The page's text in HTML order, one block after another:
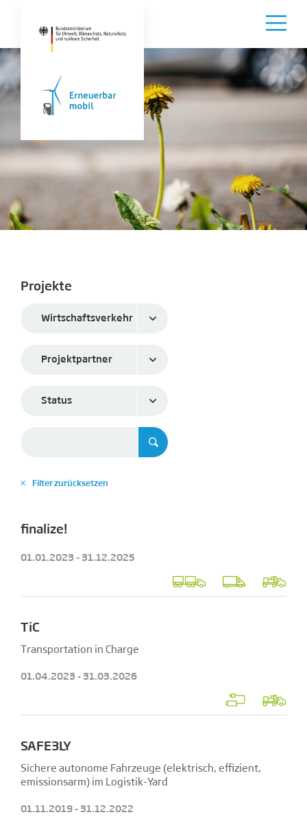
Projekte
Wirtschaftsverkehr
Projektpartner
Status
✕ Filter zurücksetzen
finalize!
01.01.2023 - 31.12.2025
TiC
Transportation in Charge
01.04.2023 - 31.03.2026
SAFE3LY
Sichere autonome Fahrzeuge (elektrisch, effizient,
emissionsarm) im Logistik-Yard
01.11.2019 - 31.12.2022